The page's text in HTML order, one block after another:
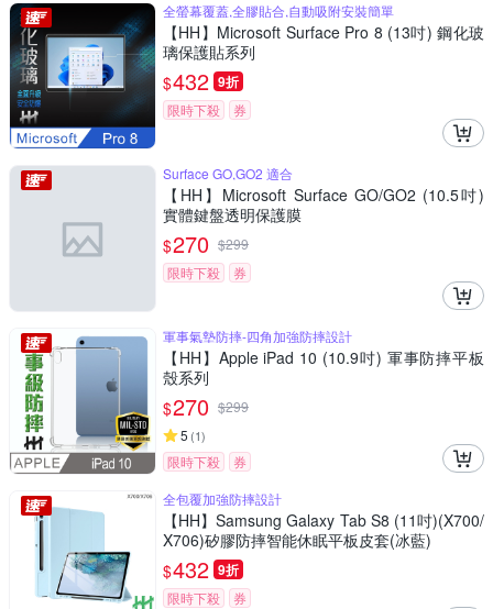
全螢幕覆蓋,全膠貼合,自動吸附安裝簡單
【HH】Microsoft Surface Pro 8 (13吋) 鋼化玻
璃保護貼系列
$432 9折
限時下殺 券
Surface GO,GO2 適合
【HH】Microsoft Surface GO/GO2 (10.5吋)
實體鍵盤透明保護膜
$270 $299
限時下殺
券
軍事氣墊防摔-四角加強防摔設計
【HH】Apple iPad 10 (10.9吋) 軍事防摔平板
殼系列
$270 $299
5 (1)
限時下殺
券
全包覆加強防摔設計
【HH】Samsung Galaxy Tab S8 (11吋)(X700/
X706)矽膠防摔智能休眠平板皮套(冰藍)
$432 9折
限時下殺 券